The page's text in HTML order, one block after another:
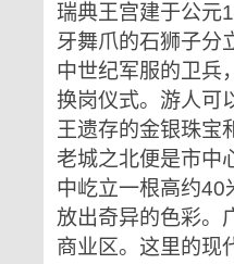
瑞典王宫建于公元
牙舞爪的石狮子分
中世纪军服的卫兵
换岗仪式。游人可
王遗存的金银珠宝
老城之北便是市中
中屹立一根高约40
放出奇异的色彩。
商业区。这里的现